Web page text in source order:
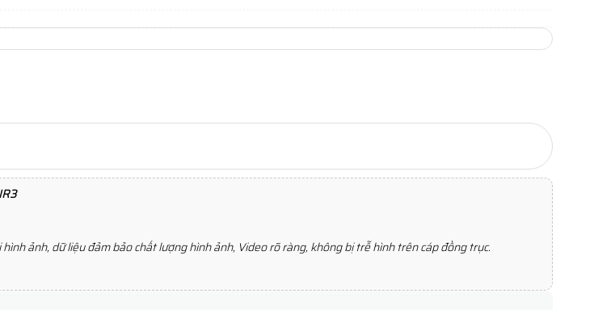
ảnh, dữ liệu đảm bảo chất lượng hình ảnh, Video rõ ràng, không bị trễ hình trên cáp đồng trục.